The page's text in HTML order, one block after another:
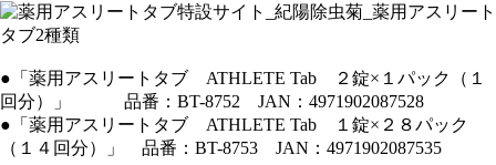
●「薬用アスリートタブ ATHLETE Tab ２錠×１パック（１
回分）」 品番：BT-8752 JAN：4971902087528
●「薬用アスリートタブ ATHLETE Tab １錠×２８パック
（１４回分）」 品番：BT-8753 JAN：4971902087535